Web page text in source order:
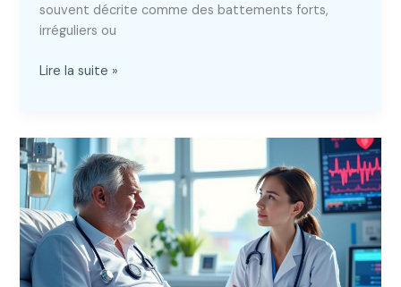
souvent décrite comme des battements forts,
irréguliers ou
Palpitations
faut-
il
s’inquiéter
?
Lire la suite »